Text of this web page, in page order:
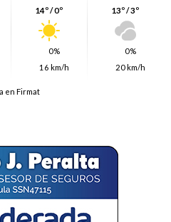
14º / 0º
0%
16 km/h
13º / 3º
0%
20 km/h
en Firmat